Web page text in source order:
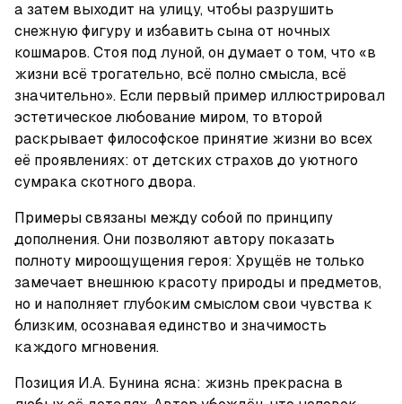
а затем выходит на улицу, чтобы разрушить
снежную фигуру и избавить сына от ночных
кошмаров. Стоя под луной, он думает о том, что «в
жизни всё трогательно, всё полно смысла, всё
значительно». Если первый пример иллюстрировал
эстетическое любование миром, то второй
раскрывает философское принятие жизни во всех
её проявлениях: от детских страхов до уютного
сумрака скотного двора.
Примеры связаны между собой по принципу
дополнения. Они позволяют автору показать
полноту мироощущения героя: Хрущёв не только
замечает внешнюю красоту природы и предметов,
но и наполняет глубоким смыслом свои чувства к
близким, осознавая единство и значимость
каждого мгновения.
Позиция И.А. Бунина ясна: жизнь прекрасна в